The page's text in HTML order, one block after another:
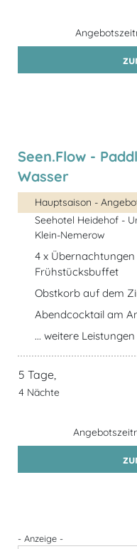
Seen.Flow -
Wasser
Hauptsaison -
Seehotel Heidehof -
Klein-Nemerow
4 x
Frühstücksbuffet
Obstkorb auf dem
Abendcocktail am
... weitere Leistungen
5 Tage,
4 Nächte
- Anzeige -